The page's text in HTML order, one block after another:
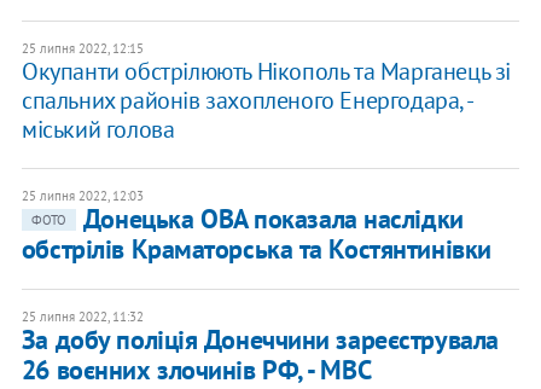
25 липня 2022, 12:15
​Окупанти обстрілюють Нікополь та Марганець зі
спальних районів захопленого Енергодара, -
міський голова
25 липня 2022, 12:03
ФОТО
Донецька ОВА показала наслідки
обстрілів Краматорська та Костянтинівки
25 липня 2022, 11:32
За добу поліція Донеччини зареєструвала
26 воєнних злочинів РФ, - МВС